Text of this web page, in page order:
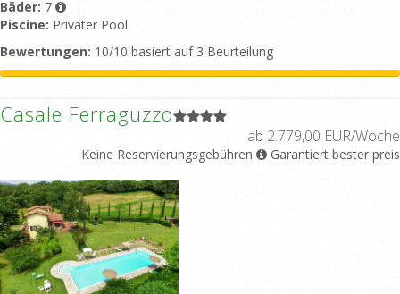
Bäder: 7
Piscine: Privater Pool
Bewertungen: 10/10 basiert auf 3 Beurteilung
Casale Ferraguzzo
ab 2.779,00 EUR/Woche
Keine Reservierungsgebühren Garantiert bester preis